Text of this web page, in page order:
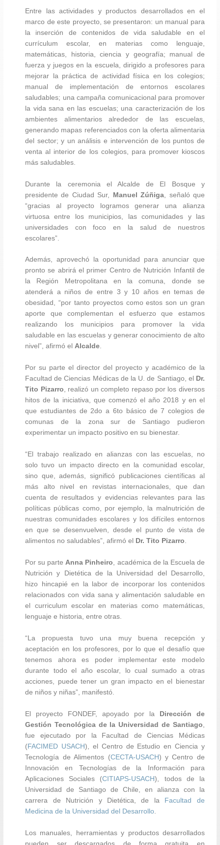
Entre las actividades y productos desarrollados en el
marco de este proyecto, se presentaron: un manual para
la inserción de contenidos de vida saludable en el
currículum escolar, en materias como lenguaje,
matemáticas, historia, ciencia y geografía; manual de
fuerza y juegos en la escuela, dirigido a profesores para
mejorar la práctica de actividad física en los colegios;
manual de implementación de entornos escolares
saludables; una campaña comunicacional para promover
la vida sana en las escuelas; una caracterización de los
ambientes alimentarios alrededor de las escuelas,
generando mapas referenciados con la oferta alimentaria
del sector; y un análisis e intervención de los puntos de
venta al interior de los colegios, para promover kioscos
más saludables.
Durante la ceremonia el Alcalde de El Bosque y
presidente de Ciudad Sur, Manuel Zúñiga , señaló que
“gracias al proyecto logramos generar una alianza
virtuosa entre los municipios, las comunidades y las
universidades con foco en la salud de nuestros
escolares”.
Además, aprovechó la oportunidad para anunciar que
pronto se abrirá el primer Centro de Nutrición Infantil de
la Región Metropolitana en la comuna, donde se
atenderá a niños de entre 3 y 10 años en temas de
obesidad, “por tanto proyectos como estos son un gran
aporte que complementan el esfuerzo que estamos
realizando los municipios para promover la vida
saludable en las escuelas y generar conocimiento de alto
nivel”, afirmó elAlcalde.
Por su parte el director del proyecto y académico de la
Facultad de Ciencias Médicas de la U. de Santiago, el
Dr.
Tito Pizarro, realizó un completo repaso por los diversos
hitos de la iniciativa, que comenzó el año 2018 y en el
que estudiantes de 2do a 6to básico de 7 colegios de
comunas de la zona sur de Santiago pudieron
experimentar un impacto positivo en su bienestar.
“El trabajo realizado en alianzas con las escuelas, no
solo tuvo un impacto directo en la comunidad escolar,
sino que, además, significó publicaciones científicas al
más alto nivel en revistas internacionales, que dan
cuenta de resultados y evidencias relevantes para las
políticas públicas como, por ejemplo, la malnutrición de
nuestras comunidades escolares y los difíciles entornos
en que se desenvuelven, desde el punto de vista de
alimentos no saludables”, afirmó el
Dr. Tito Pizarro.
Por su parteAnna Pinheiro, académica de la Escuela de
Nutrición y Dietética de la Universidad del Desarrollo,
hizo hincapié en la labor de incorporar los contenidos
relacionados con vida sana y alimentación saludable en
el curriculum escolar en materias como matemáticas,
lenguaje e historia, entre otras.
“La propuesta tuvo una muy buena recepción y
aceptación en los profesores, por lo que el desafío que
tenemos ahora es poder implementar este modelo
durante todo el año escolar, lo cual sumado a otras
acciones, puede tener un gran impacto en el bienestar
de niños y niñas”, manifestó.
El proyecto FONDEF, apoyado por la Dirección de
Gestión Tecnológica de la Universidad de Santiago
fue ejecutado por la Facultad de Ciencias Médicas
(FACIMED USACH), el Centro de Estudio en Ciencia y
Tecnología de Alimentos (CECTA-USACH) y Centro de
Innovación en Tecnologías de la Información para
Aplicaciones Sociales (CITIAPS-USACH), todos de la
Universidad de Santiago de Chile, en alianza con la
carrera de Nutrición y Dietética, de la
Facultad de
Medicina de la Universidad del Desarrollo
Los manuales, herramientas y productos desarrollados